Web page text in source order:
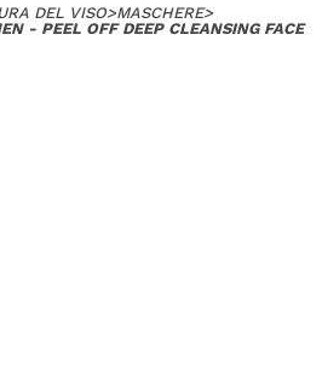
DEL VISO>MASCHERE>
- PEEL OFF DEEP CLEANSING FACE